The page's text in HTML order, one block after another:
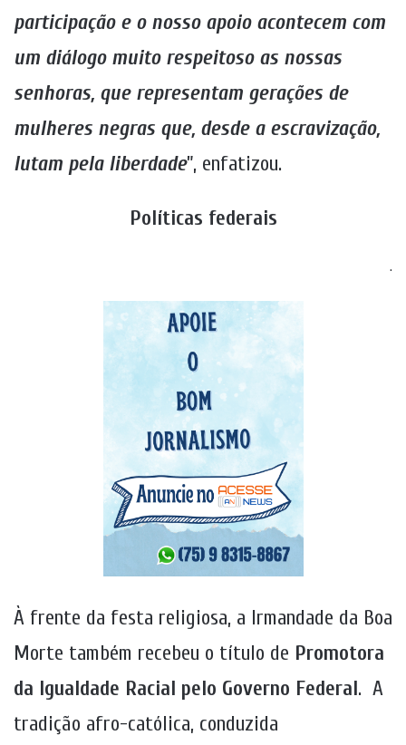
participação e o nosso apoio acontecem com
um diálogo muito respeitoso as nossas
senhoras, que representam gerações de
mulheres negras que, desde a escravização,
lutam pela liberdade”, enfatizou.
Políticas federais
.
À frente da festa religiosa, a Irmandade da Boa
Morte também recebeu o título de Promotora
da Igualdade Racial pelo Governo Federal. A
tradição afro-católica, conduzida